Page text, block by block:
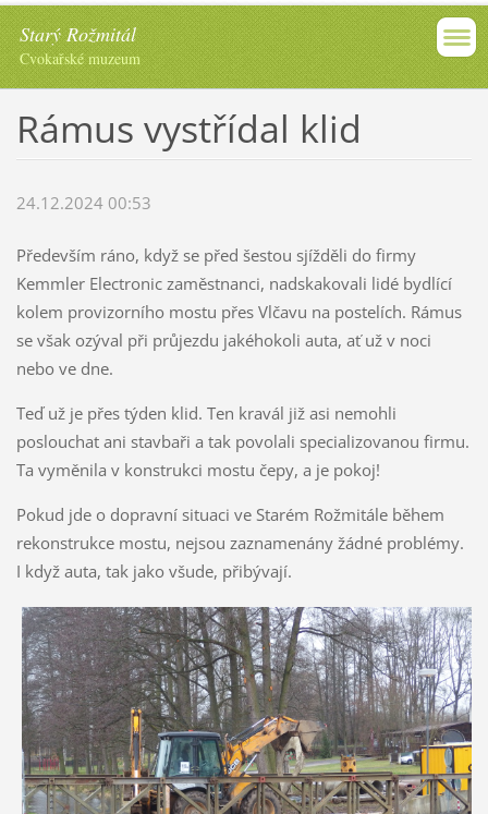
Starý Rožmitál
Cvokařské muzeum
Rámus vystřídal klid
24.12.2024 00:53
Především ráno, když se před šestou sjížděli do firmy
Kemmler Electronic zaměstnanci, nadskakovali lidé bydlící
kolem provizorního mostu přes Vlčavu na postelích. Rámus
se však ozýval při průjezdu jakéhokoli auta, ať už v noci
nebo ve dne.
Teď už je přes týden klid. Ten kravál již asi nemohli
poslouchat ani stavbaři a tak povolali specializovanou firmu.
Ta vyměnila v konstrukci mostu čepy, a je pokoj!
Pokud jde o dopravní situaci ve Starém Rožmitále během
rekonstrukce mostu, nejsou zaznamenány žádné problémy.
I když auta, tak jako všude, přibývají.